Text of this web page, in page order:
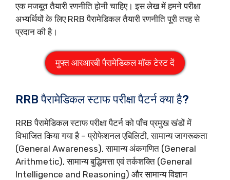
एक मजबूत तैयारी रणनीति होनी चाहिए। इस लेख में हमने परीक्षा
अभ्यर्थियों के लिए RRB पैरामेडिकल तैयारी रणनीति पूरी तरह से
प्रदान की है।
मुफ्त आरआरबी पैरामेडिकल मॉक टेस्ट दें
RRB पैरामेडिकल स्टाफ परीक्षा पैटर्न क्या है?
RRB पैरामेडिकल स्टाफ परीक्षा पैटर्न को पाँच प्रमुख खंडों में
विभाजित किया गया है – प्रोफेशनल एबिलिटी, सामान्य जागरूकता
(General Awareness), सामान्य अंकगणित (General
Arithmetic), सामान्य बुद्धिमत्ता एवं तर्कशक्ति (General
Intelligence and Reasoning) और सामान्य विज्ञान